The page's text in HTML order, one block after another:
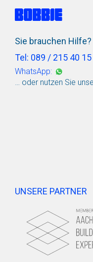
Sie brauchen Hilfe?
Tel: 089 / 215 40
WhatsApp:
… oder nutzen Sie
UNSERE PARTNER